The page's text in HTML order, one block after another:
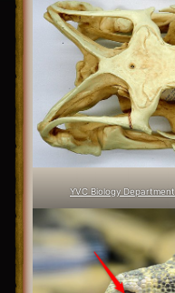
YVC Biology Department